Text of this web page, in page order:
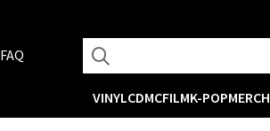
FAQ
VINYLCDMCFILMK-POPMERCH